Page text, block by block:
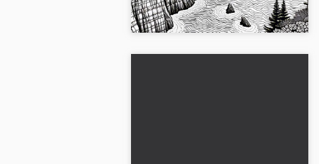
indirilip boyanacak resmini al!...